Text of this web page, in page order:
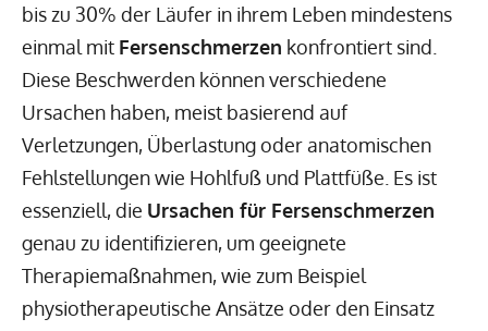
bis zu 30% der Läufer in ihrem Leben mindestens
einmal mit Fersenschmerzen konfrontiert sind.
Diese Beschwerden können verschiedene
Ursachen haben, meist basierend auf
Verletzungen, Überlastung oder anatomischen
Fehlstellungen wie Hohlfuß und Plattfüße. Es ist
essenziell, die Ursachen für Fersenschmerzen
genau zu identifizieren, um geeignete
Therapiemaßnahmen, wie zum Beispiel
physiotherapeutische Ansätze oder den Einsatz